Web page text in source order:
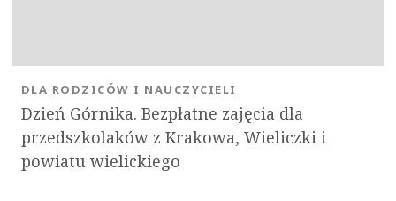
Dzień Górnika. Bezpłatne zajęcia dla
przedszkolaków z Krakowa, Wieliczki i
powiatu wielickiego
DLA RODZICÓW I NAUCZYCIELI